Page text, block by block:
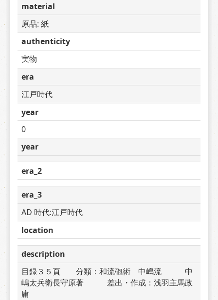
material
原品: 紙
authenticity
実物
era
江戸時代
year
0
year
era_2
era_3
AD 時代:江戸時代
location
description
目録３５頁　　分類：和流砲術　中嶋流　　　中
嶋太兵衛長守原著　　　差出・作成：浅羽主馬政
庸